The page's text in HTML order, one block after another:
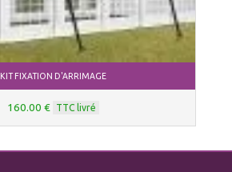
KIT FIXATION D'ARRIMAGE
160.00 € TTC livré